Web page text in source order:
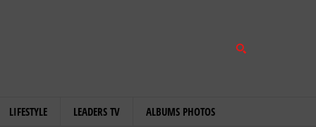
LIFESTYLE LEADERS TV ALBUMS PHOTOS